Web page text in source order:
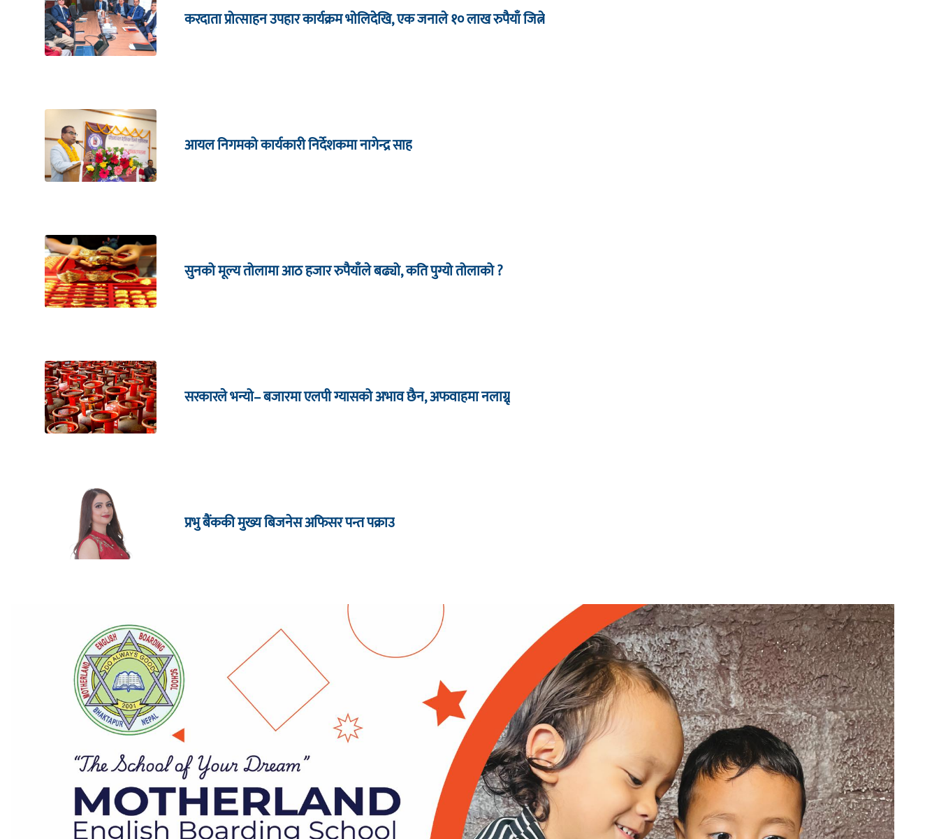
करदाता प्रोत्साहन उपहार कार्यक्रम भाेलिदेखि, एक जनाले १० लाख रुपैयाँ जित्ने
आयल निगमको कार्यकारी निर्देशकमा नागेन्द्र साह
सुनको मूल्य तोलामा आठ हजार रुपैयाँले बढ्यो, कति पुग्यो तोलाको ?
सरकारले भन्यो– बजारमा एलपी ग्यासको अभाव छैन, अफवाहमा नलाग्नू
प्रभु बैंककी मुख्य बिजनेस अफिसर पन्त पक्राउ